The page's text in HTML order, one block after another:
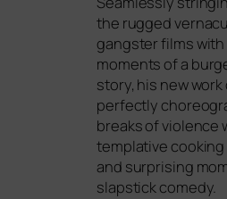
the rug­ged
gangs­ter films
moments of a
sto­ry, his new
per­fect­ly
breaks of vio­lence
tem­pla­ti­ve
and sur­pri­sing
slap­stick comedy.